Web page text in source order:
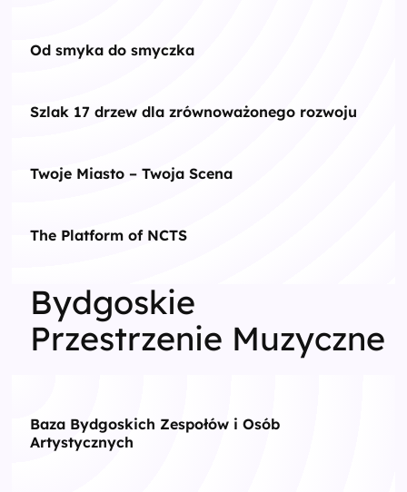
Od smyka do smyczka
Szlak 17 drzew dla zrównoważonego rozwoju
Twoje Miasto – Twoja Scena
The Platform of NCTS
Bydgoskie
Przestrzenie Muzyczne
Baza Bydgoskich Zespołów i Osób
Artystycznych